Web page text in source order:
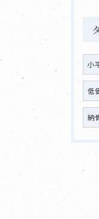
小
低
納